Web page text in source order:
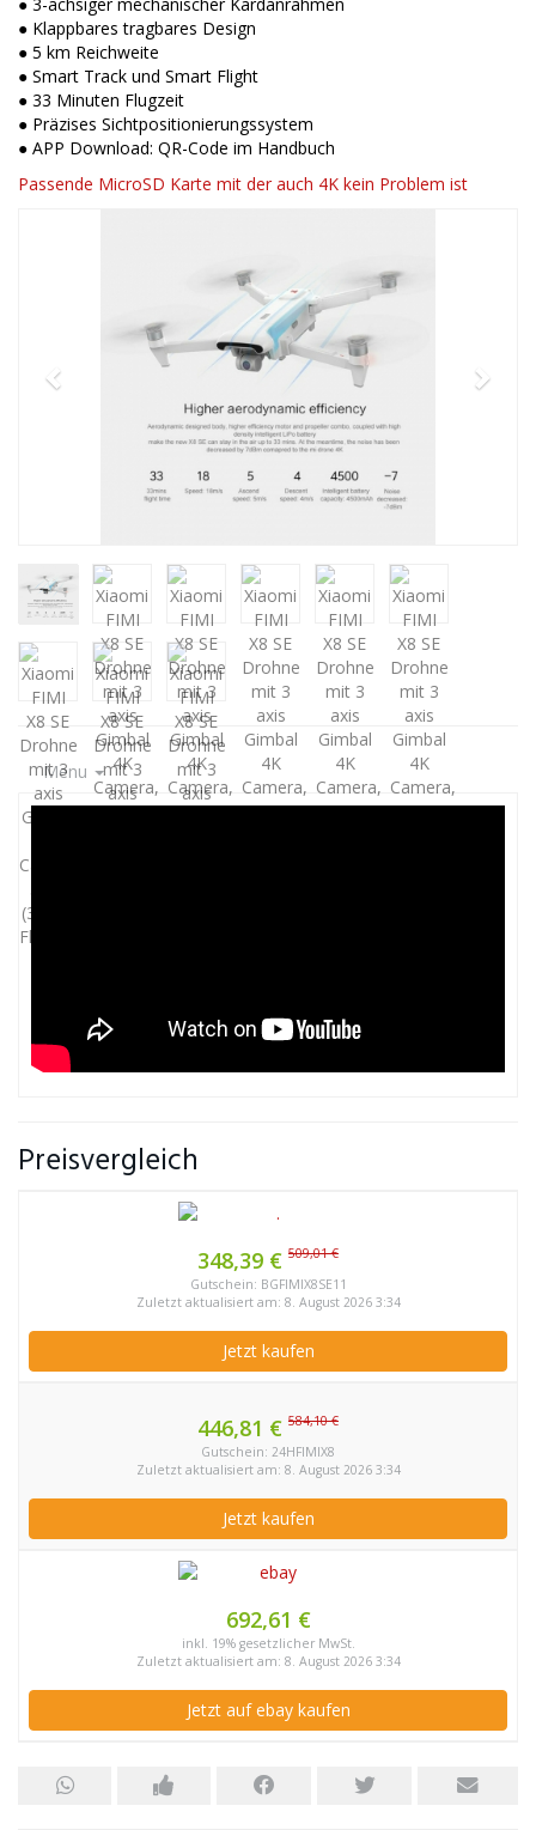
● Klappbares tragbares Design
● 5 km Reichweite
● Smart Track und Smart Flight
● 33 Minuten Flugzeit
● Präzises Sichtpositionierungssystem
● APP Download: QR-Code im Handbuch
Passende MicroSD Karte mit der auch 4K kein Problem ist
Menu
Preisvergleich
348,39 € 509,01 €
Gutschein: BGFIMIX8SE11
Zuletzt aktualisiert am: 8. August 2026 3:34
Jetzt kaufen
446,81 € 584,10 €
Gutschein: 24HFIMIX8
Zuletzt aktualisiert am: 8. August 2026 3:34
Jetzt kaufen
692,61 €
inkl. 19% gesetzlicher MwSt.
Zuletzt aktualisiert am: 8. August 2026 3:34
Jetzt auf ebay kaufen